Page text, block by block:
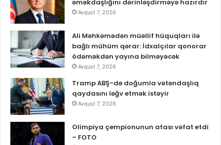
əməkdaşlığını dərinləşdirməyə hazırdır
Avqust 7, 2026
Ali Məhkəmədən müəllif hüquqları ilə
bağlı mühüm qərar: İdxalçılar qonorar
ödəməkdən yayına bilməyəcək
Avqust 7, 2026
Tramp ABŞ-də doğumla vətəndaşlıq
qaydasını ləğv etmək istəyir
Avqust 7, 2026
Olimpiya çempionunun atası vəfat etdi
– FOTO